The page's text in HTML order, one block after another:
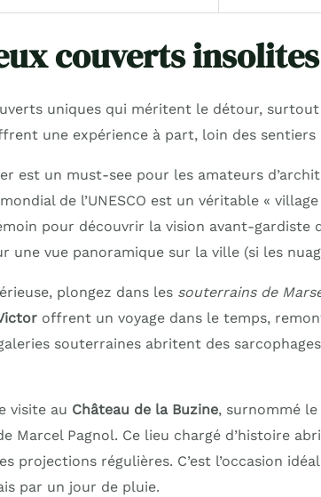
couverts insolites
uniques qui méritent le détour,
une expérience à part, loin des sentiers
est un must-see pour les amateurs
de l’UNESCO est un véritable «
pour découvrir la vision avant-gardiste
vue panoramique sur la ville (si les
plongez dans les souterrains de
offrent un voyage dans le temps,
souterraines abritent des
visite au Château de la Buzine, surnommé le
Marcel Pagnol. Ce lieu chargé d’histoire
projections régulières. C’est l’occasion
par un jour de pluie.